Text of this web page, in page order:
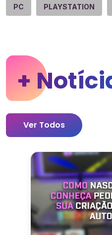
PC PLAYSTATION
+
Ver Todos